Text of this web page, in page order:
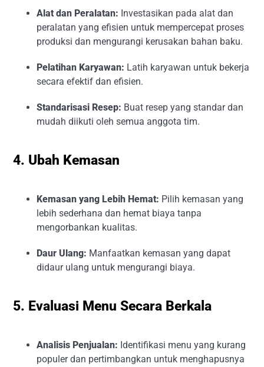
Alat dan Peralatan: Investasikan pada alat dan
peralatan yang efisien untuk mempercepat proses
produksi dan mengurangi kerusakan bahan baku.
Pelatihan Karyawan: Latih karyawan untuk bekerja
secara efektif dan efisien.
Standarisasi Resep: Buat resep yang standar dan
mudah diikuti oleh semua anggota tim.
4. Ubah Kemasan
Kemasan yang Lebih Hemat: Pilih kemasan yang
lebih sederhana dan hemat biaya tanpa
mengorbankan kualitas.
Daur Ulang: Manfaatkan kemasan yang dapat
didaur ulang untuk mengurangi biaya.
5. Evaluasi Menu Secara Berkala
Analisis Penjualan: Identifikasi menu yang kurang
populer dan pertimbangkan untuk menghapusnya